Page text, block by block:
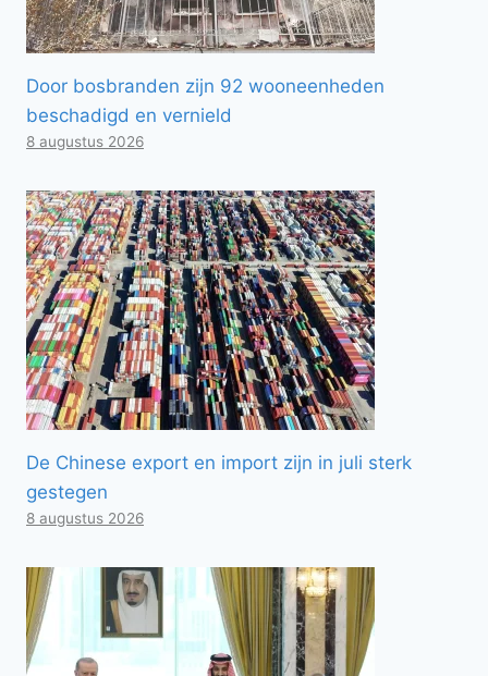
Door bosbranden zijn 92 wooneenheden
beschadigd en vernield
8 augustus 2026
De Chinese export en import zijn in juli sterk
gestegen
8 augustus 2026